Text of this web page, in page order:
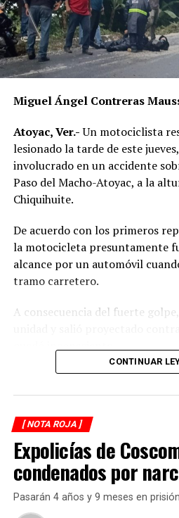
Miguel Ángel Contreras
Atoyac, Ver.-Un motociclista
lesionado la tarde de este
involucrado en un accidente
Paso del Macho-Atoyac, a la
Chiquihuite.
De acuerdo con los primeros
la motocicleta presuntamente
alcance por un automóvil
tramo carretero.
A consecuencia del fuerte
Testigos del accidente
de los cuerpos de emergencia
asfáltica, mientras otros
velocidad para evitar otro
Al sitio arribaron paramédicos
Atoyac, quienes brindaron los
lesionado y, tras estabilizarlo,
CONTINUAR
[ NOTA ROJA ]
Expolicías de
condenados por
Pasarán 4 años y 9 meses en prisión